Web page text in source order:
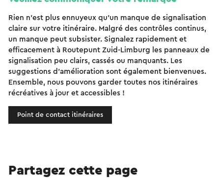
Rien n'est plus ennuyeux qu'un manque de signalisation
claire sur votre itinéraire. Malgré des contrôles continus,
un manque peut subsister. Signalez rapidement et
efficacement à Routepunt Zuid-Limburg les panneaux de
signalisation peu clairs, cassés ou manquants. Les
suggestions d'amélioration sont également bienvenues.
Ensemble, nous pouvons garder toutes nos itinéraires
récréatives à jour et accessibles !
Point de contact itinéraires
Partagez cette page